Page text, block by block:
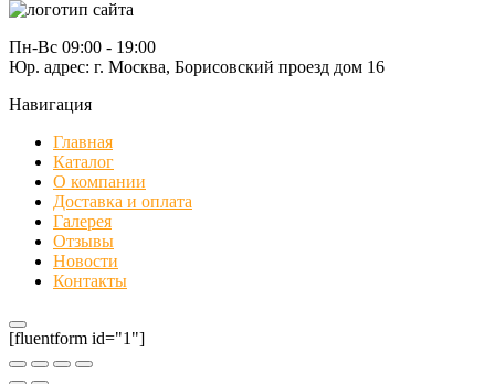
товара.
можно
Пн-Вс 09:00 - 19:00
Юр. адрес: г. Москва, Борисовский проезд дом 16
Навигация
Главная
Каталог
О компании
Доставка и оплата
Галерея
Отзывы
Новости
Контакты
[fluentform id="1"]